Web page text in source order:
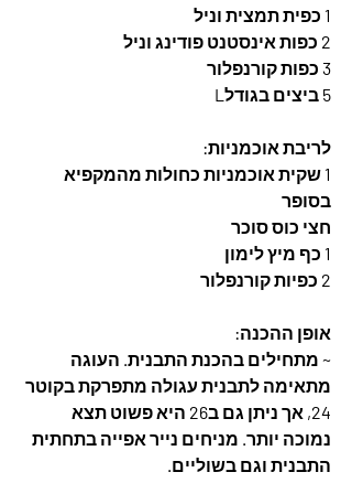
1 כפית תמצית וניל
2 כפות אינסטנט פודינג וניל
3 כפות קורנפלור
5 ביצים בגודלL
לריבת אוכמניות:
1 שקית אוכמניות כחולות מהמקפיא
בסופר
חצי כוס סוכר
1 כף מיץ לימון
2 כפיות קורנפלור
אופן ההכנה:
~ מתחילים בהכנת התבנית. העוגה
מתאימה לתבנית עגולה מתפרקת בקוטר
24, אך ניתן גם ב26 היא פשוט תצא
נמוכה יותר. מניחים נייר אפייה בתחתית
התבנית וגם בשוליים.